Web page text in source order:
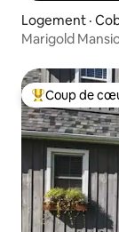
Logement ·
Marigold
Coup de cœur
Coup de